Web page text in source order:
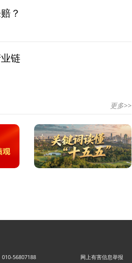
？
链
更多>>
56807188 网上有害信息举报